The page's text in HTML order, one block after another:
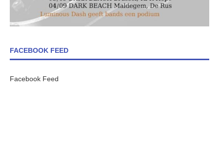
FACEBOOK FEED
Facebook Feed